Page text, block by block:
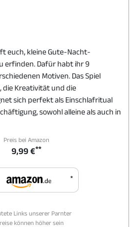
euch, kleine Gute-Nacht-
erfinden. Dafür habt ihr 9
Motiven. Das Spiel
die Kreativität und die
sich perfekt als Einschlafritual
sowohl alleine als auch in
Preis bei Amazon
9,99 €**
*
Links unserer Parnter
können höher sein